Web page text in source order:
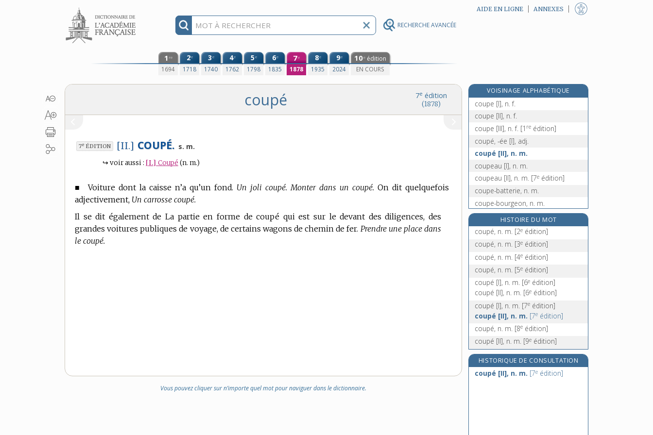
RECHERCHE AVANCÉE
Aller au contenu AIDE EN LIGNE ANNEXES
1 re
1694
2e
1718
3e
1740
4e
1762
5e
1798
6e
1835
7e
1878
8e
1935
9e
2024
10e édition
EN COURS
7e édition
(1878)
coupé
7e ÉDITION [II.] COUPÉ. s. m.
↪ voir aussi : [I.] Coupé (n. m.)
■Voiture dont la caisse n’a qu’un fond. Un joli coupé. Monter dans un coupé. On dit quelquefois
adjectivement, Un carrosse coupé.
Il se dit également de La partie en forme de coupé qui est sur le devant des diligences, des
grandes voitures publiques de voyage, de certains wagons de chemin de fer. Prendre une place dans
le coupé.
Vous pouvez cliquer sur n’importe quel mot pour naviguer dans le dictionnaire.
VOISINAGE ALPHABÉTIQUE
coup-de-poing, n. m.
coupe [I], n. f.
coupe [II], n. f.
coupe [III], n. f. [1 re édition]
coupé, -ée [I], adj.
coupé [II], n. m.
coupeau [I], n. m.
coupeau [II], n. m. [7e édition]
coupe-batterie, n. m.
coupe-bourgeon, n. m.
[5eédition]
coupe-choux, n. m. inv.
coupe-cigare, n. m.
coupe-circuit, n. m.
coupe-coupe, n. m. inv.
coupe-cul, n. m. [6eédition]
HISTOIRE DU MOT
coupé, n. m. [2e édition]
coupé, n. m. [3e édition]
coupé, n. m. [4e édition]
coupé, n. m. [5e édition]
coupé [I], n. m. [6e édition]
coupé [II], n. m. [6e édition]
coupé [I], n. m. [7e édition]
coupé [II], n. m. [7e édition]
coupé, n. m. [8e édition]
coupé [II], n. m. [9e édition]
HISTORIQUE DE CONSULTATION
coupé [II], n. m. [7e édition]